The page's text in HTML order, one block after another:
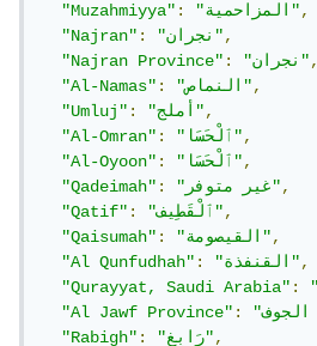
"Muzahmiyya": "المزاحمية",
"Najran": "نجران",
"Najran Province": "نجران",
"Al-Namas": "النماص",
"Umluj": "أملج",
"Al-Omran": "ٱلْحَسَا",
"Al-Oyoon": "ٱلْحَسَا",
"Qadeimah": "غير متوفر",
"Qatif": "ٱلْقَطِيف",
"Qaisumah": "القيصومة",
"Al Qunfudhah": "القنفذة",
"Qurayyat, Saudi Arabia":
"Al Jawf Province":
"Rabigh": "رَابِغ",